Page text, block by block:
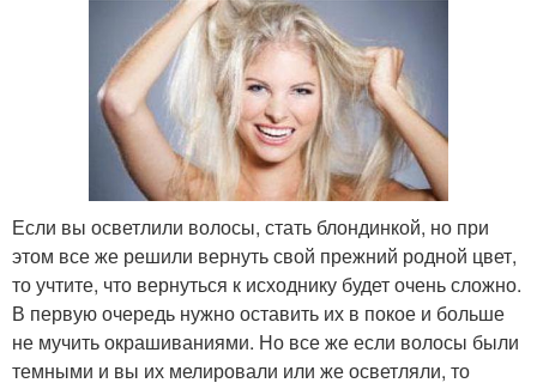
Если вы осветлили волосы, стать блондинкой, но при
этом все же решили вернуть свой прежний родной цвет,
то учтите, что вернуться к исходнику будет очень сложно.
В первую очередь нужно оставить их в покое и больше
не мучить окрашиваниями. Но все же если волосы были
темными и вы их мелировали или же осветляли, то